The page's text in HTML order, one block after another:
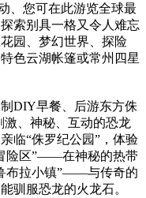
、您可在此游览全球最
索别具一格又令人难忘
园、梦幻世界、探险
色云湖帐篷或常州四星
DIY早餐、后游东方侏
、神秘、互动的恐龙
临“侏罗纪公园”，体验
险区”——在神秘的热带
布拉小镇”——与传奇的
驯服恐龙的火龙石。